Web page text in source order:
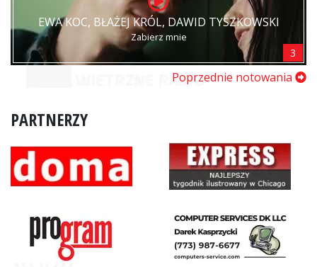
EWA KOC, BŁAŻEJ KRÓL, DAWID TYSZKOWSKI
Zabierz mnie
3
Poprzednie notowania
PARTNERZY